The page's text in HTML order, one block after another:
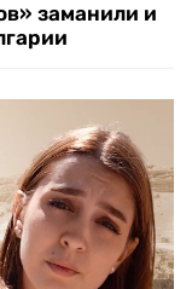
заманили и